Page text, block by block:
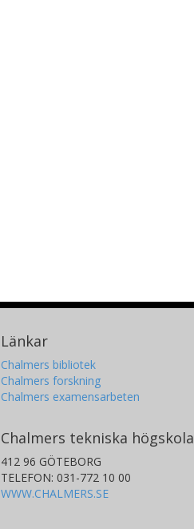
Länkar
Chalmers bibliotek
Chalmers forskning
Chalmers examensarbeten
Chalmers tekniska högskola
412 96 GÖTEBORG
TELEFON: 031-772 10 00
WWW.CHALMERS.SE